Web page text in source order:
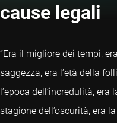
cause legali
“Era il migliore dei tempi,
saggezza, era l’età della
l’epoca dell’incredulità,
stagione dell’oscurità, era